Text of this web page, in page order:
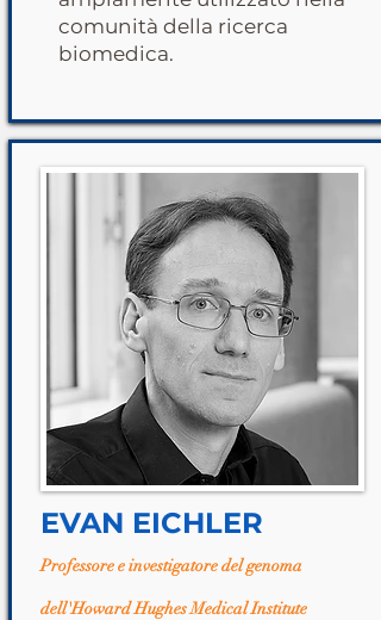
comunità della ricerca
biomedica.
EVAN EICHLER
Professore e investigatore del genoma
dell'Howard Hughes Medical Institute